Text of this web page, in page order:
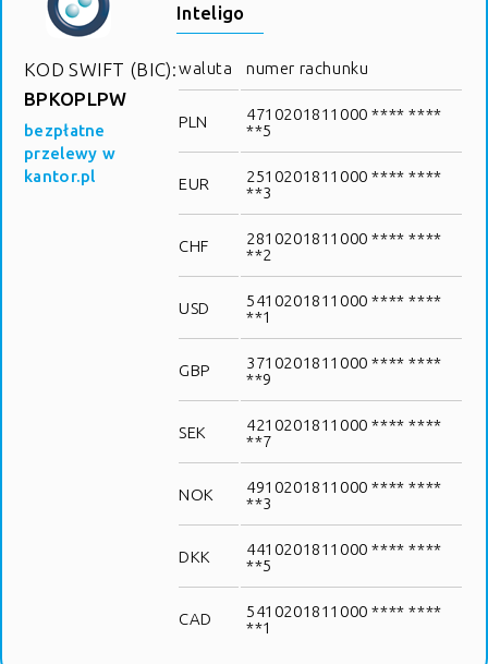
KOD SWIFT (BIC):
BPKOPLPW
bezpłatne
przelewy w
kantor.pl
Inteligo
waluta numer rachunku
PLN
4710201811000 **** ****
**5
EUR
2510201811000 **** ****
**3
CHF
2810201811000 **** ****
**2
USD
5410201811000 **** ****
**1
GBP
3710201811000 **** ****
**9
SEK
4210201811000 **** ****
**7
NOK
4910201811000 **** ****
**3
DKK
4410201811000 **** ****
**5
CAD
5410201811000 **** ****
**1